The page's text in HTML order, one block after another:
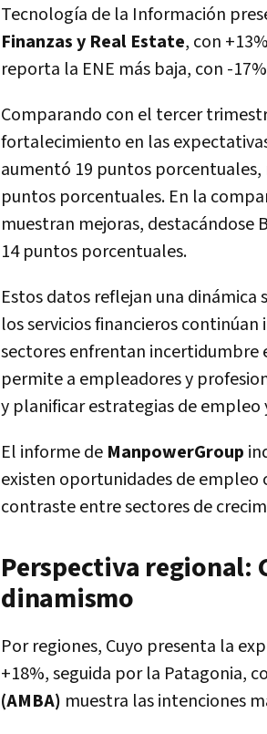
Tecnología de la Información
Finanzas y Real Estate, con
reporta la ENE más baja, con -
Comparando con el tercer
fortalecimiento en las
aumentó 19 puntos porcentuales,
puntos porcentuales. En la
muestran mejoras, destacándose
14 puntos porcentuales.
Estos datos reflejan una dinámica
los servicios financieros
sectores enfrentan incertidumbre
permite a empleadores y
y planificar estrategias de empleo
El informe de ManpowerGroup
existen oportunidades de empleo
contraste entre sectores de
Perspectiva regional:
dinamismo
Por regiones, Cuyo presenta la
+18%, seguida por la Patagonia,
(AMBA) muestra las intenciones